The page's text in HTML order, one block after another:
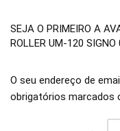
SEJA O PRIMEIRO A
ROLLER UM-120
O seu endereço de
obrigatórios marcados